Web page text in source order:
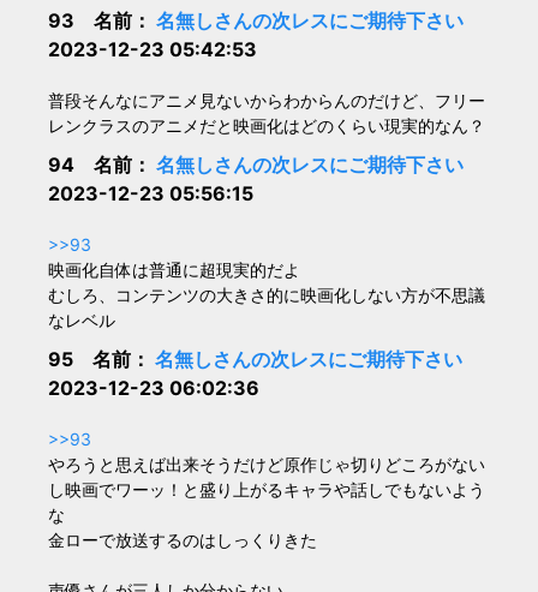
93 名前： 名無しさんの次レスにご期待下さい
2023-12-23 05:42:53
普段そんなにアニメ見ないからわからんのだけど、フリー
レンクラスのアニメだと映画化はどのくらい現実的なん？
94 名前： 名無しさんの次レスにご期待下さい
2023-12-23 05:56:15
>>93
映画化自体は普通に超現実的だよ
むしろ、コンテンツの大きさ的に映画化しない方が不思議
なレベル
95 名前： 名無しさんの次レスにご期待下さい
2023-12-23 06:02:36
>>93
やろうと思えば出来そうだけど原作じゃ切りどころがない
し映画でワーッ！と盛り上がるキャラや話しでもないよう
な
金ローで放送するのはしっくりきた